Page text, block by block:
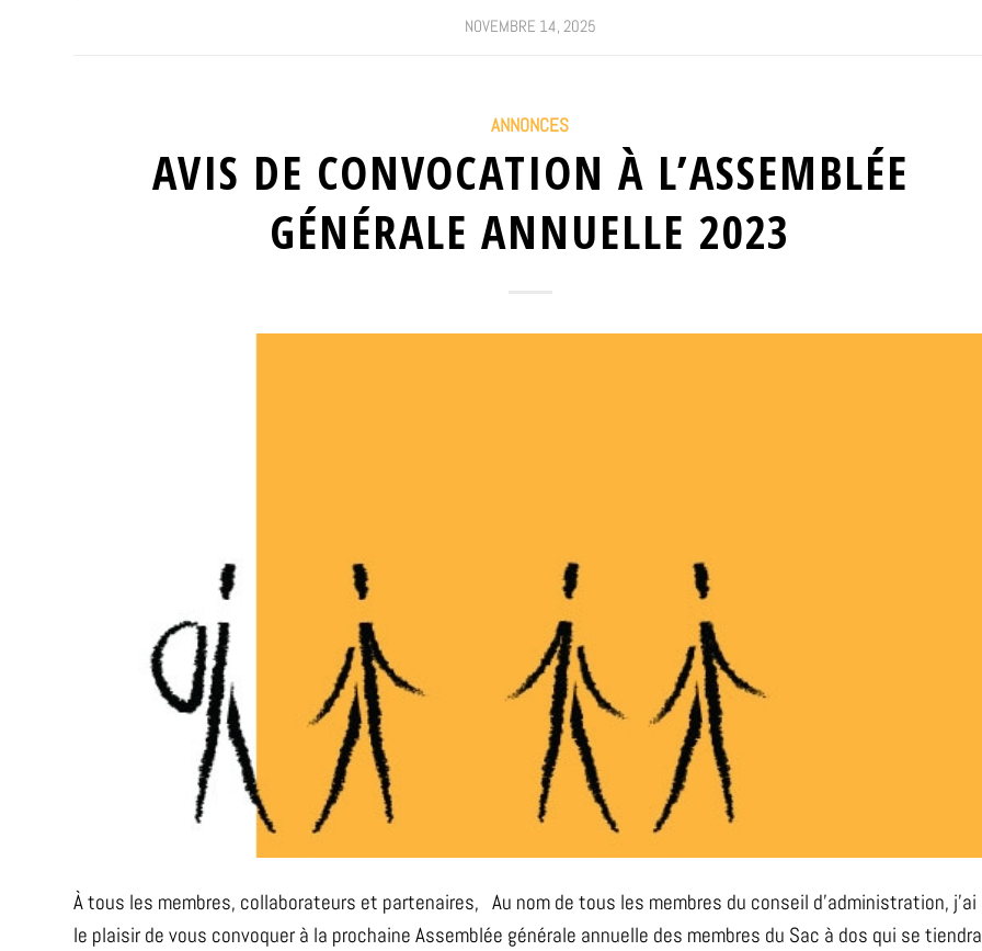
NOVEMBRE 14, 2025
ANNONCES
AVIS DE CONVOCATION À L’ASSEMBLÉE
GÉNÉRALE ANNUELLE 2023
À tous les membres, collaborateurs et partenaires, Au nom de tous les membres du conseil d’administration, j’ai
le plaisir de vous convoquer à la prochaine Assemblée générale annuelle des membres du Sac à dos qui se tiendra